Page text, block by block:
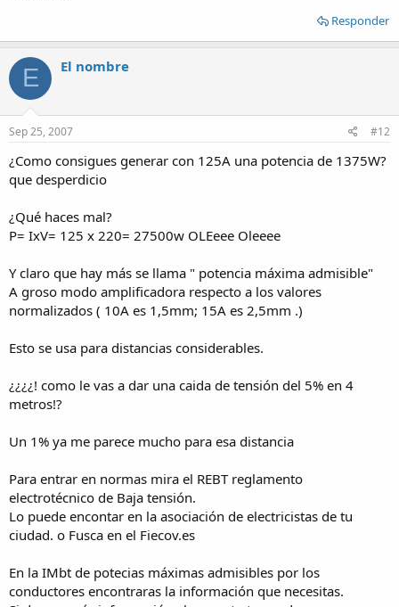
Responder
E El nombre
Sep 25, 2007 #12
¿Como consigues generar con 125A una potencia de 1375W?
que desperdicio
¿Qué haces mal?
P= IxV= 125 x 220= 27500w OLEeee Oleeee
Y claro que hay más se llama " potencia máxima admisible"
A groso modo amplificadora respecto a los valores
normalizados ( 10A es 1,5mm; 15A es 2,5mm .)
Esto se usa para distancias considerables.
¿¿¿¿! como le vas a dar una caida de tensión del 5% en 4
metros!?
Un 1% ya me parece mucho para esa distancia
Para entrar en normas mira el REBT reglamento
electrotécnico de Baja tensión.
Lo puede encontar en la asociación de electricistas de tu
ciudad. o Fusca en el Fiecov.es
En la IMbt de potecias máximas admisibles por los
conductores encontraras la información que necesitas.